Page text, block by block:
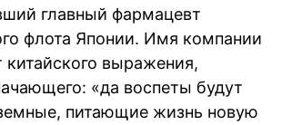
главный фармацевт
флота Японии. Имя компании
китайского выражения,
«да воспеты будут
питающие жизнь новую